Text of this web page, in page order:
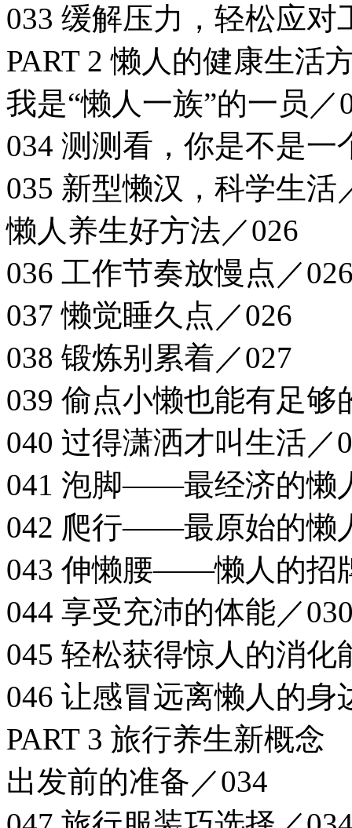
033 缓解压力，轻松应对
PART 2 懒人的健康生活
我是“懒人一族”的一员／
034 测测看，你是不是一
035 新型懒汉，科学生活
懒人养生好方法／026
036 工作节奏放慢点／
037 懒觉睡久点／026
038 锻炼别累着／027
039 偷点小懒也能有足够
040 过得潇洒才叫生活／
041 泡脚——最经济的懒
042 爬行——最原始的懒
043 伸懒腰——懒人的招
044 享受充沛的体能／
045 轻松获得惊人的消化
046 让感冒远离懒人的身
PART 3 旅行养生新概念
出发前的准备／034